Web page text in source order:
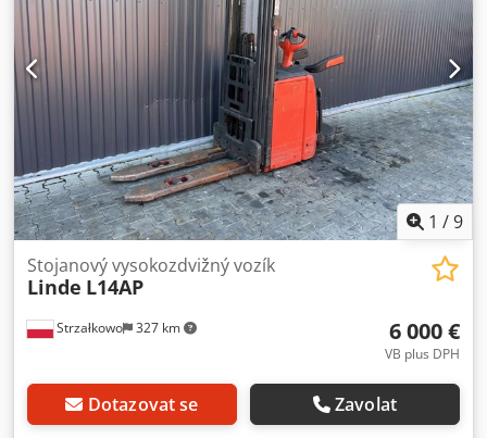
1 /9
Strzałkowo 327 km
Stojanový vysokozdvižný vozík
Linde L14AP
6 000 €
VB plus DPH
Dotazovat se Zavolat